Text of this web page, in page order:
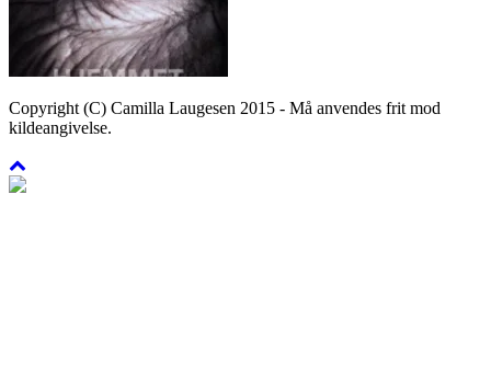
Copyright (C) Camilla Laugesen 2015 - Må anvendes frit mod
kildeangivelse.